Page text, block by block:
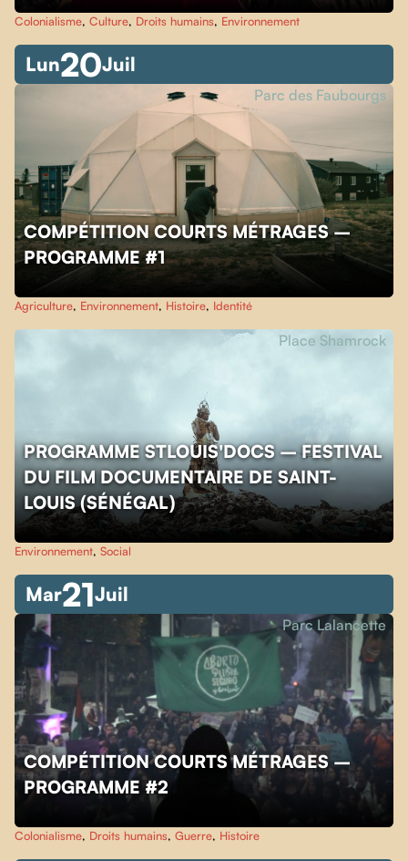
Colonialisme, Culture, Droits humains, Environnement
Lun20Juil
COMPÉTITION COURTS MÉTRAGES –
PROGRAMME #1
Parc des Faubourgs
Agriculture, Environnement, Histoire, Identité
PROGRAMME STLOUIS'DOCS – FESTIVAL
DU FILM DOCUMENTAIRE DE SAINT-
LOUIS (SÉNÉGAL)
Place Shamrock
Environnement, Social
Mar21Juil
COMPÉTITION COURTS MÉTRAGES –
PROGRAMME #2
Parc Lalancette
Colonialisme, Droits humains, Guerre, Histoire